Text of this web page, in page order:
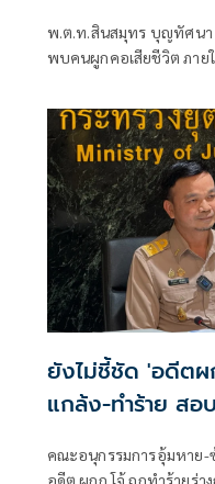
พ.ต.ท.สินสมุทร บุญทัศนา
พบคนผูกคอเสียชีวิต ภาย
สว่างโรจนธรรมสถานสัตหี
ยังไม่ชี้ชัด 'อดีต
แกล้ง-ทำร้าย ส
คณะอนุกรรมการอุ้มหาย
อดีต ผกก.โจ้ ถูกทำร้ายร่าง